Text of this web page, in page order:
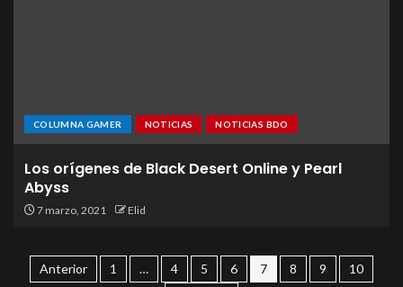
COLUMNA GAMER NOTICIAS NOTICIAS BDO
Los orígenes de Black Desert Online y Pearl
Abyss
7 marzo, 2021 Elid
Anterior 1 … 4 5 6 7 8 9
10